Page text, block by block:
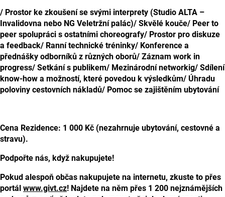
/ Prostor ke zkoušení se svými interprety (Studio ALTA –
Invalidovna nebo NG Veletržní palác)/ Skvělé kouče/ Peer to
peer spolupráci s ostatními choreografy/ Prostor pro diskuze
a feedback/ Ranní technické tréninky/ Konference a
přednášky odborníků z různých oborů/ Záznam work in
progress/ Setkání s publikem/ Mezinárodní networkig/ Sdílení
know-how a možností, které povedou k výsledkům/ Úhradu
poloviny cestovních nákladů/ Pomoc se zajištěním ubytování
Cena Rezidence: 1 000 Kč (nezahrnuje ubytování, cestovné a
stravu).
Podpořte nás, když nakupujete!
Pokud alespoň občas nakupujete na internetu, zkuste to přes
portál www.givt.cz! Najdete na něm přes 1 200 nejznámějších